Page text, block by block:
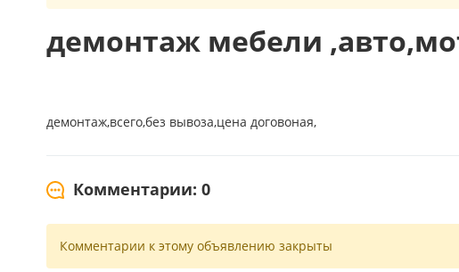
демонтаж мебели
демонтаж,всего,без вывоза,цена договоная,
Комментарии: 0
Комментарии к этому объявлению закрыты